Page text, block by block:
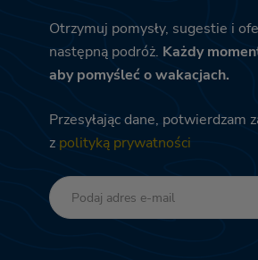
Otrzymuj pomysły, sugestie i
następną podróż. Każdy
aby pomyśleć o wakacjach.
Przesyłając dane, potwierdzam
z polityką prywatności